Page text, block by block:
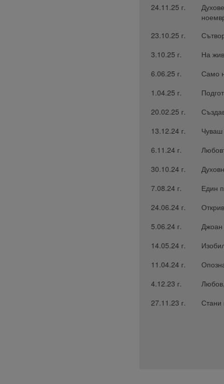
24.11.25 г.
23.10.25 г.
3.10.25 г.
На
6.06.25 г.
Само
1.04.25 г.
20.02.25 г.
13.12.24 г.
6.11.24 г.
30.10.24 г.
7.08.24 г.
Един
24.06.24 г.
5.06.24 г.
14.05.24 г.
11.04.24 г.
4.12.23 г.
27.11.23 г.
Стани